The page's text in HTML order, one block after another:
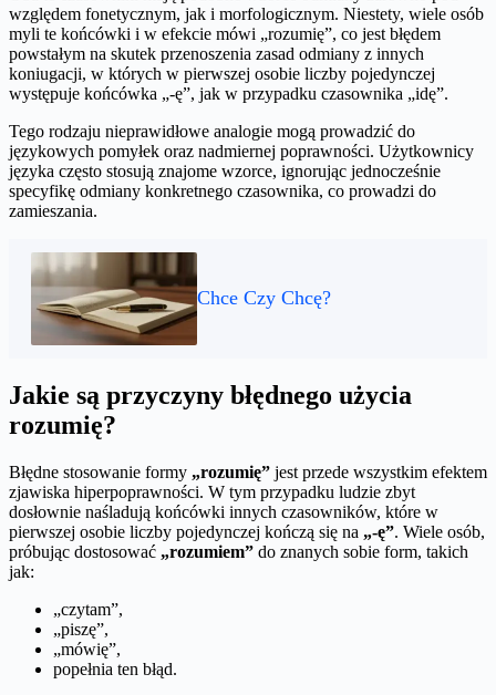
względem fonetycznym, jak i morfologicznym. Niestety, wiele osób
myli te końcówki i w efekcie mówi „rozumię”, co jest błędem
powstałym na skutek przenoszenia zasad odmiany z innych
koniugacji, w których w pierwszej osobie liczby pojedynczej
występuje końcówka „-ę”, jak w przypadku czasownika „idę”.
Tego rodzaju nieprawidłowe analogie mogą prowadzić do
językowych pomyłek oraz nadmiernej poprawności. Użytkownicy
języka często stosują znajome wzorce, ignorując jednocześnie
specyfikę odmiany konkretnego czasownika, co prowadzi do
zamieszania.
Chce Czy Chcę?
Jakie są przyczyny błędnego użycia
rozumię?
Błędne stosowanie formy „rozumię” jest przede wszystkim efektem
zjawiska hiperpoprawności. W tym przypadku ludzie zbyt
dosłownie naśladują końcówki innych czasowników, które w
pierwszej osobie liczby pojedynczej kończą się na „-ę”. Wiele osób,
próbując dostosować „rozumiem” do znanych sobie form, takich
jak:
„czytam”,
„piszę”,
„mówię”,
popełnia ten błąd.